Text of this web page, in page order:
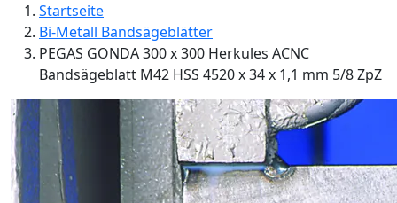
Startseite
Bi-Metall Bandsägeblätter
PEGAS GONDA 300 x 300 Herkules ACNC
Bandsägeblatt M42 HSS 4520 x 34 x 1,1 mm 5/8 ZpZ